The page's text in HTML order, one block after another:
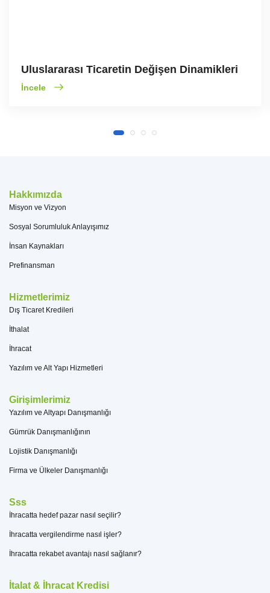
Uluslararası Ticaretin Değişen Dinamikleri
İncele
Hakkımızda
Misyon ve Vizyon
Sosyal Sorumluluk Anlayışımız
İnsan Kaynakları
Prefinansman
Hizmetlerimiz
Dış Ticaret Kredileri
İthalat
İhracat
Yazılım ve Alt Yapı Hizmetleri
Girişimlerimiz
Yazılım ve Altyapı Danışmanlığı
Gümrük Danışmanlığının
Lojistik Danışmanlığı
Firma ve Ülkeler Danışmanlığı
Sss
İhracatta hedef pazar nasıl seçilir?
İhracatta vergilendirme nasıl işler?
İhracatta rekabet avantajı nasıl sağlanır?
İtalat & İhracat Kredisi